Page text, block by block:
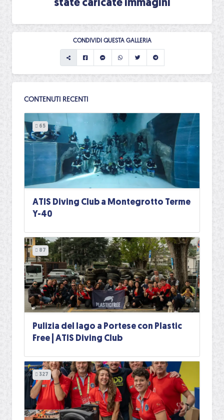
state caricate immagini
CONDIVIDI QUESTA GALLERIA
CONTENUTI RECENTI
65
ATIS Diving Club a Montegrotto Terme
Y-40
87
Pulizia del lago a Portese con Plastic
Free | ATIS Diving Club
327